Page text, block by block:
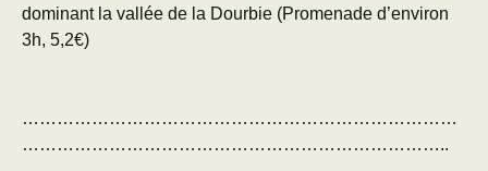
dominant la vallée de la Dourbie (Promenade d’environ
3h, 5,2€)
…………………………………………………………………
………………………………………………………………..